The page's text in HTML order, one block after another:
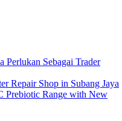
Perlukan Sebagai Trader
Repair Shop in Subang Jaya
Prebiotic Range with New